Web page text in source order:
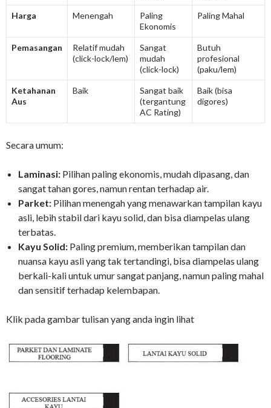
Harga Menengah
Paling
Ekonomis
Paling Mahal
Pemasangan
Relatif mudah
(click-lock/lem)
Sangat
mudah
(click-lock)
Butuh
profesional
(paku/lem)
Ketahanan
Aus
Baik
Sangat baik
(tergantung
AC Rating)
Baik (bisa
digores)
Secara umum:
Laminasi: Pilihan paling ekonomis, mudah dipasang, dan
sangat tahan gores, namun rentan terhadap air.
Parket: Pilihan menengah yang menawarkan tampilan kayu
asli, lebih stabil dari kayu solid, dan bisa diampelas ulang
terbatas.
Kayu Solid: Paling premium, memberikan tampilan dan
nuansa kayu asli yang tak tertandingi, bisa diampelas ulang
berkali-kali untuk umur sangat panjang, namun paling mahal
dan sensitif terhadap kelembapan.
Klik pada gambar tulisan yang anda ingin lihat